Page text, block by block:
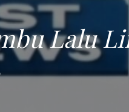
Lalu